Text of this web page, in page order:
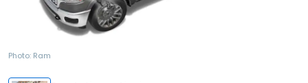
Photo: Ram